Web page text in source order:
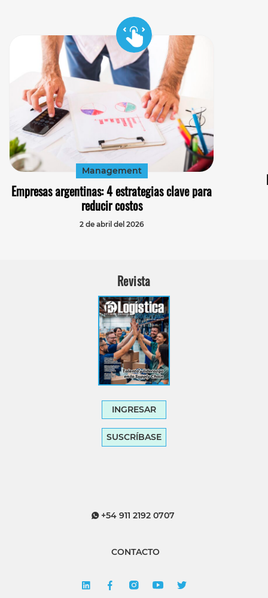
Management
Empresas argentinas: 4 estrategias clave para
reducir costos
2 de abril del 2026
Revista
INGRESAR
SUSCRÍBASE
+54 911 2192 0707
CONTACTO